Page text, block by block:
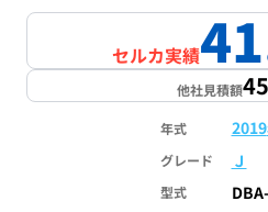
セルカ実績
他社見積額
年式 2019
グレード
Ｊ
型式